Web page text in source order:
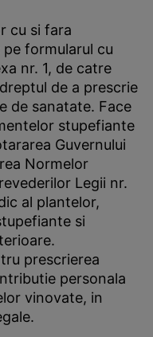
cu si fara
formularul cu
nr. 1, de catre
de a prescrie
de sanatate. Face
stupefiante
Guvernului
Normelor
Legii nr.
al plantelor,
si
prescrierea
personala
vinovate, in